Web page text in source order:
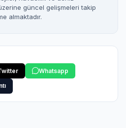
güncel gelişmeleri takip
almaktadır.
Whatsapp